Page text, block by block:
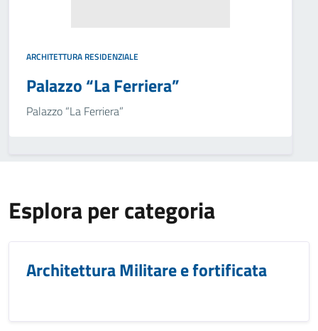
ARCHITETTURA RESIDENZIALE
Palazzo “La Ferriera”
Palazzo “La Ferriera”
Esplora per categoria
Architettura Militare e fortificata